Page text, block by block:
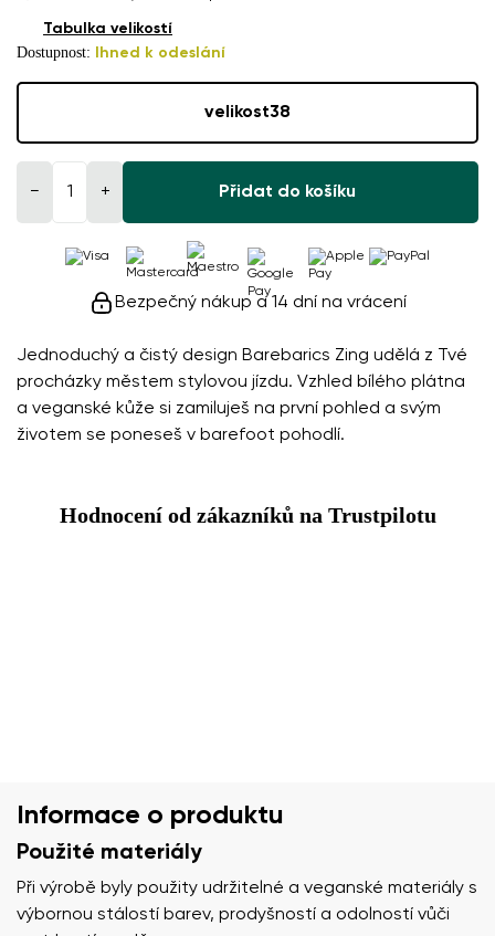
Jednoduchý a čistý design Barebarics Zing udělá z Tvé
procházky městem stylovou jízdu. Vzhled bílého plátna
a veganské kůže si zamiluješ na první pohled a svým
životem se poneseš v barefoot pohodlí.
Dostupnost: Ihned k odeslání
Tabulka velikostí
velikost38
− + Přidat do košíku
Bezpečný nákup a 14 dní na vrácení
Hodnocení od zákazníků na Trustpilotu
Informace o produktu
Použité materiály
Při výrobě byly použity udržitelné a veganské materiály s
výbornou stálostí barev, prodyšností a odolností vůči